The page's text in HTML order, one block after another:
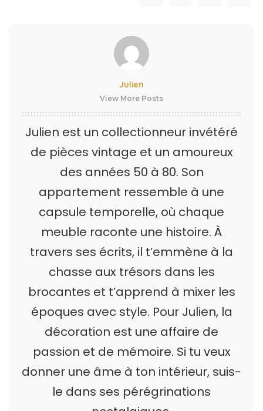
Julien
View More Posts
Julien est un collectionneur invétéré
de pièces vintage et un amoureux
des années 50 à 80. Son
appartement ressemble à une
capsule temporelle, où chaque
meuble raconte une histoire. À
travers ses écrits, il t’emmène à la
chasse aux trésors dans les
brocantes et t’apprend à mixer les
époques avec style. Pour Julien, la
décoration est une affaire de
passion et de mémoire. Si tu veux
donner une âme à ton intérieur, suis-
le dans ses pérégrinations